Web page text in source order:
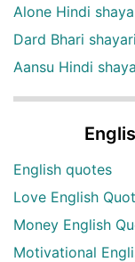
Alone Hindi
Dard Bhari shayari
Aansu Hindi
English quotes
Love English
Money English
Motivational